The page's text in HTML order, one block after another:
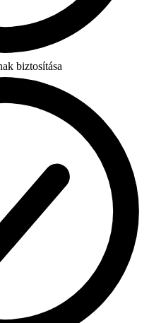
biztosítása